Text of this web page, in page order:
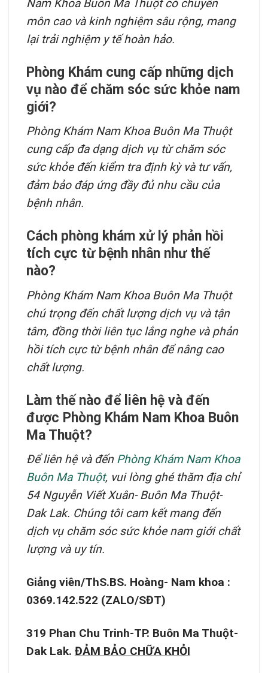
Nam Khoa Buôn Ma Thuột có chuyên
môn cao và kinh nghiệm sâu rộng, mang
lại trải nghiệm y tế hoàn hảo.
Phòng Khám cung cấp những dịch
vụ nào để chăm sóc sức khỏe nam
giới?
Phòng Khám Nam Khoa Buôn Ma Thuột
cung cấp đa dạng dịch vụ từ chăm sóc
sức khỏe đến kiểm tra định kỳ và tư vấn,
đảm bảo đáp ứng đầy đủ nhu cầu của
bệnh nhân.
Cách phòng khám xử lý phản hồi
tích cực từ bệnh nhân như thế
nào?
Phòng Khám Nam Khoa Buôn Ma Thuột
chú trọng đến chất lượng dịch vụ và tận
tâm, đồng thời liên tục lắng nghe và phản
hồi tích cực từ bệnh nhân để nâng cao
chất lượng.
Làm thế nào để liên hệ và đến
được Phòng Khám Nam Khoa Buôn
Ma Thuột?
Để liên hệ và đến Phòng Khám Nam Khoa
Buôn Ma Thuột, vui lòng ghé thăm địa chỉ
54 Nguyễn Viết Xuân- Buôn Ma Thuột-
Dak Lak. Chúng tôi cam kết mang đến
dịch vụ chăm sóc sức khỏe nam giới chất
lượng và uy tín.
Giảng viên/ThS.BS. Hoàng- Nam khoa :
0369.142.522 (ZALO/SĐT)
319 Phan Chu Trinh-TP. Buôn Ma Thuột-
Dak Lak. ĐẢM BẢO CHỮA KHỎI